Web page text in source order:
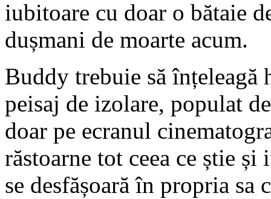
iubitoare cu doar o bătaie
dușmani de moarte acum.
Buddy trebuie să înțeleagă
peisaj de izolare, populat
doar pe ecranul
răstoarne tot ceea ce știe
se desfășoară în propria sa